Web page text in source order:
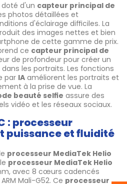
d'un capteur principal de
photos détaillées et
d'éclairage difficiles. La
des images nettes et bien
de cette gamme de prix.
ce capteur principal de
de profondeur pour créer un
les portraits. Les fonctions
par IA améliorent les portraits et
à la prise de vue. La
beauté selfie assure des
vidéo et les réseaux sociaux.
: processeur
puissance et fluidité
processeur MediaTek Helio
processeur MediaTek Helio
avec 8 cœurs cadencés
Mali-G52. Ce processeur